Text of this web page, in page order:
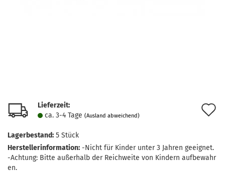
Lieferzeit:
ca. 3-4 Tage (Ausland abweichend)
Lagerbestand: 5 Stück
Herstellerinformation: -Nicht für Kinder unter 3 Jahren geeignet.
-Achtung: Bitte außerhalb der Reichweite von Kindern aufbewahr
en.